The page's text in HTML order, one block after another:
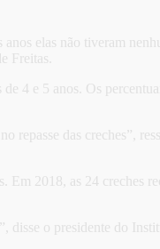
elas não tiveram
Freitas.
4 e 5 anos. Os
repasse das creches”,
Em 2018, as 24 creches
disse o presidente do